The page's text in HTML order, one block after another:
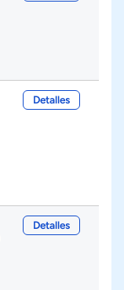
Detalles
Detalles